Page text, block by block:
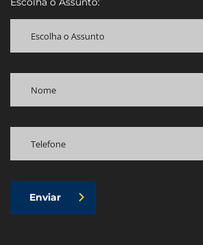
Escolha o Assunto
Enviar